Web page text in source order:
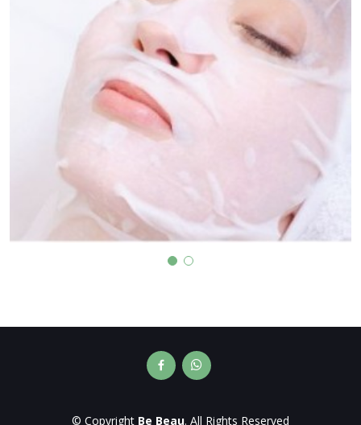
© Copyright Be Beau. All Rights Reserved